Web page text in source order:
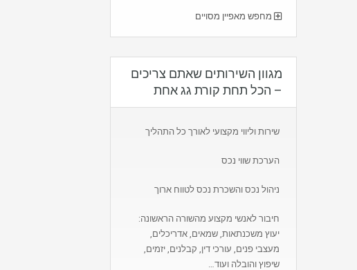
מחפש מאפיין מסויים
מגוון השירותים שאתם צריכים
– הכל תחת קורת גג אחת
שירות וליווי מקצועי לאורך כל התהליך
הערכת שווי נכס
ניהול נכס והשכרת נכס לטווח ארוך
חיבור לאנשי מקצוע מהשורה הראשונה:
יעוץ משכנתאות, שמאים, אדריכלים,
מעצבי פנים, עורכי דין, קבלנים, יזמים,
שיפוץ והובלה ועוד…